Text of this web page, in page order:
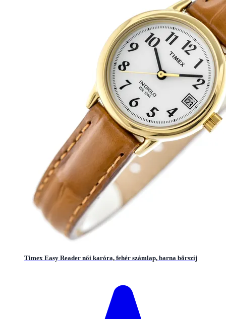
Timex Easy Reader női karóra, fehér számlap, barna bőrszíj